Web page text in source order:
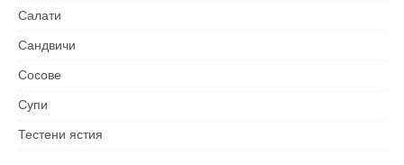
Салати
Сандвичи
Сосове
Супи
Тестени ястия